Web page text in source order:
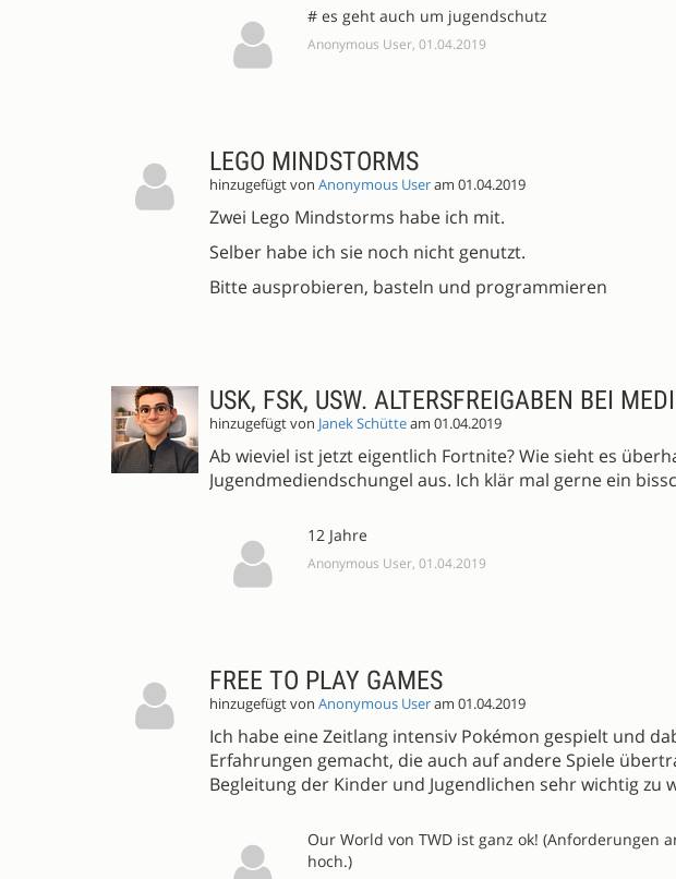
# es geht auch um jugendschutz
Anonymous User, 01.04.2019
LEGO MINDSTORMS
hinzugefügt von Anonymous Useram 01.04.2019
Zwei Lego Mindstorms habe ich mit.
Selber habe ich sie noch nicht genutzt.
Bitte ausprobieren, basteln und programmieren
USK, FSK, USW. ALTERSFREIGABEN BEI
hinzugefügt von Janek Schütteam 01.04.2019
Ab wieviel ist jetzt eigentlich Fortnite? Wie sieht es
Jugendmediendschungel aus. Ich klär mal gerne ein
12 Jahre
Anonymous User, 01.04.2019
FREE TO PLAY GAMES
hinzugefügt von Anonymous Useram 01.04.2019
Ich habe eine Zeitlang intensiv Pokémon gespielt und
Erfahrungen gemacht, die auch auf andere Spiele
Begleitung der Kinder und Jugendlichen sehr wichtig zu
Our World von TWD ist ganz ok! (Anforderungen
hoch.)